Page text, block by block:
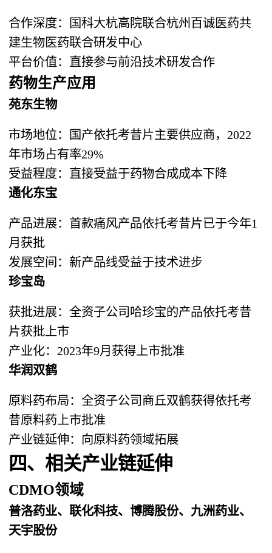
合作深度：国科大杭高院联合杭州百诚医药共
建生物医药联合研发中心
平台价值：直接参与前沿技术研发合作
药物生产应用
苑东生物
市场地位：国产依托考昔片主要供应商，2022
年市场占有率29%
受益程度：直接受益于药物合成成本下降
通化东宝
产品进展：首款痛风产品依托考昔片已于今年1
月获批
发展空间：新产品线受益于技术进步
珍宝岛
获批进展：全资子公司哈珍宝的产品依托考昔
片获批上市
产业化：2023年9月获得上市批准
华润双鹤
原料药布局：全资子公司商丘双鹤获得依托考
昔原料药上市批准
产业链延伸：向原料药领域拓展
四、相关产业链延伸
CDMO领域
普洛药业、联化科技、博腾股份、九洲药业、
天宇股份